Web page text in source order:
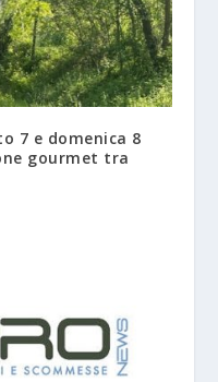
7 e domenica 8
gourmet tra